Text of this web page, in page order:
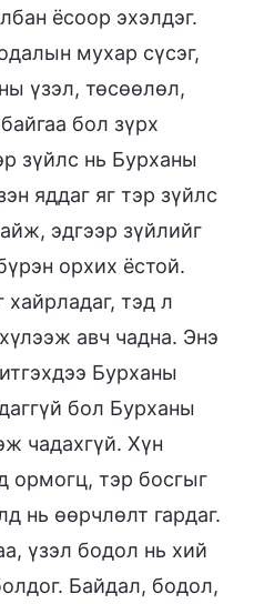
ёсоор эхэлдэг.
мухар сүсэг,
үзэл, төсөөлөл,
бол зүрх
зүйлс нь Бурханы
яддаг яг тэр зүйлс
эдгээр зүйлийг
орхих ёстой.
тэд л
авч чадна. Энэ
Бурханы
бол Бурханы
чадахгүй. Хүн
ормогц, тэр босгыг
нь өөрчлөлт гардаг.
үзэл бодол нь хий
Байдал, бодол,